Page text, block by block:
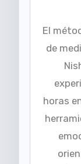
El
de
horas